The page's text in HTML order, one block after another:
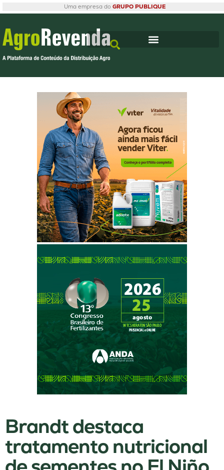
Uma empresa do GRUPO PUBLIQUE
Brandt destaca
tratamento nutricional